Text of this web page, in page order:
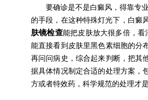
要确诊是不是白癜风，得靠专
的手段，在这种特殊灯光下，白癜
肤镜检查能把皮肤放大很多倍，看
能直接看到皮肤里黑色素细胞的分
再问问病史，综合起来判断，把其
据具体情况制定合适的处理方案，
方或者特效药，科学规范的处理才